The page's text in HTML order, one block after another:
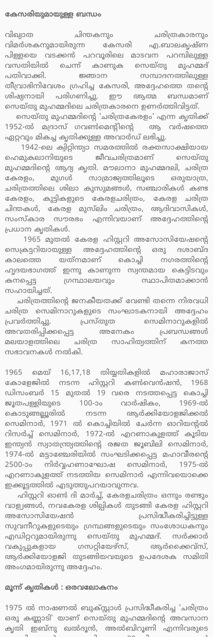
കേസരിയുമായുള്ള ബന്ധം
വിഖ്യാത ചിന്തകനും ചരിത്രകാരനും
വിമര്‍ശകനുമായിരുന്ന കേസരി എ.ബാലകൃഷ്ണ
പിള്ളയെ വടക്കന്‍ പറവൂരിലെ മാടവന പറമ്പിലുള്ള
വസതിയില്‍ ചെന്ന് കാണുക സെയ്തു മുഹമ്മദ്
പതിവാക്കി. ജ്ഞാന സമ്പാദനത്തിലുള്ള
തീവ്രാഭിനിവേശം ഗ്രഹിച്ച കേസരി, അദ്ദേഹത്തെ തന്റെ
ശിഷ്യനായി പരിഗണിച്ചു. ഈ ആത്മ ബന്ധമാണ്
സെയ്തു മുഹമ്മദിലെ ചരിത്രകാരനെ ഉണര്‍ത്തിവിട്ടത്.
സെയ്തു മുഹമ്മദിന്റെ 'ചരിത്രകേരളം' എന്ന കൃതിക്ക്
1952-ല്‍ മദ്രാസ് ഗവണ്‍മെന്റിന്റെ ആ വര്‍ഷത്തെ
ഏറ്റവും മികച്ച കൃതിക്കുള്ള അവാര്‍ഡ് ലഭിച്ചു.
1942-ലെ ക്വിറ്റിന്ത്യാ സമരത്തില്‍ രക്തസാക്ഷിയായ
ഹെമുകലാനിയുടെ ജീവചരിത്രമാണ് സെയ്തു
മുഹമ്മദിന്റെ ആദ്യ കൃതി. മൗലാനാ മുഹമ്മദലി, ചരിത്ര
കേരളം, മുഗള്‍ സാമ്രാജ്യത്തിലൂടെ ഒരുയാത്ര,
ചരിത്രത്തിലെ ശിലാ കുസുമങ്ങള്‍, സഞ്ചാരികള്‍ കണ്ട
കേരളം, കുട്ടികളുടെ കേരളചരിത്രം, കേരള ചരിത്ര
ചിന്തകള്‍, കേരള മുസ്‌ലിം ചരിത്രം, ആദിവാസികള്‍,
സംസ്‌കാര സൗരഭം എന്നിവയാണ് അദ്ദേഹത്തിന്റെ
പ്രധാന കൃതികള്‍.
1965 മുതല്‍ കേരള ഹിസ്റ്ററി അസോസിയേഷന്റെ
സെക്രട്ടറിയായുള്ള അദ്ദേഹത്തിന്റെ ഒരു ദശാബ്ദ
കാലത്തെ യത്‌നമാണ് കൊച്ചി നഗരത്തിന്റെ
ഹൃദയഭാഗത്ത് ഇന്നു കാണുന്ന സ്വന്തമായ കെട്ടിടവും
കനപ്പെട്ട ഗ്രന്ഥാലയവും സ്ഥാപിതമാക്കാന്‍
സഹായിച്ചത്.
ചരിത്രത്തിന്റെ ജനകീയതക്ക് വേണ്ടി തന്നെ നിരവധി
ചരിത്ര സെമിനാറുകളുടെ സംഘാടകനായി അദ്ദേഹം
പ്രവര്‍ത്തിച്ചു. പ്രസ്തുത സെമിനാറുകളില്‍
അവതരിപ്പിക്കപ്പെട്ട അനേകം പ്രബന്ധങ്ങള്‍
മലയാളത്തിലെ ചരിത്ര സാഹിത്യത്തിന് കനത്ത
സഭാവനകള്‍ നല്‍കി.
1965 മെയ് 16,17,18 തിയ്യതികളില്‍ മഹാരാജാസ്
കോളേജില്‍ നടന്ന ഹിസ്റ്ററി കണ്‍വെന്‍ഷന്‍, 1968
ഡിസംബര്‍ 15 മുതല്‍ 19 വരെ നടത്തപ്പെട്ട കൊച്ചി
ജൂതപള്ളിയുടെ 100-ാം വാര്‍ഷികം, 1969-ല്‍
കൊടുങ്ങല്ലൂരില്‍ നടന്ന ആര്‍ക്കിയോളജിക്കല്‍
സെമിനാര്‍, 1971 ല്‍ കൊച്ചിയില്‍ ചേര്‍ന്ന ഓറിയന്റല്‍
റിസര്‍ച്ച് സെമിനാര്‍, 1972-ല്‍ എറണാകുളത്ത് കൂടിയ
ഇന്ത്യന്‍ സ്വാതന്ത്ര്യത്തിന്റെ രജത ജൂബിലി സെമിനാര്‍,
1974-ല്‍ മട്ടാഞ്ചേരിയില്‍ സംഘടിക്കപ്പെട്ട മഹാവീരന്റെ
2500-ാം നിര്‍വ്വഹണാഘോഷ സെമിനാര്‍, 1975-ല്‍
എറണാകുളത്ത് നടത്തിയ സെമിനാര്‍ എന്നിവയൊക്കെ
ഇക്കൂട്ടത്തില്‍ എടുത്തുപറയാവുന്നവ.
ഹിസ്റ്ററി ഓണ്‍ ദി മാര്‍ച്ച്, കേരളചരിത്രം ഒന്നും രണ്ടും
വാള്യങ്ങള്‍, നവകേരള ശില്പികള്‍ തുടങ്ങി കേരള ഹിസ്റ്ററി
അസോസിയേഷന്‍ പ്രസിദ്ധീകരിച്ചിട്ടുള്ള
സുവനീറുകളുടെയും ഗ്രന്ഥങ്ങളുടെയും സംശോധകനും
എഡിറ്ററുമായിരുന്നു സെയ്തു മുഹമ്മദ്. സര്‍ക്കാര്‍
വകുപ്പുകളായ ഗസറ്റിയേഴ്‌സ്, ആര്‍ക്കൈവ്‌സ്,
ആര്‍ക്കിയോളജി തുടങ്ങിയവയുടെ ഉപദേശക സമിതി
അംഗമായിരുന്നു അദ്ദേഹം.
മൂന്ന് കൃതികള്‍ : ഒരവലോകനം
1975 ല്‍ നാഷണല്‍ ബുക്സ്റ്റാള്‍ പ്രസിദ്ധീകരിച്ച 'ചരിത്രം
ഒരു കണ്ണാടി' യാണ് സെയ്തു മുഹമ്മദിന്റെ അവസാന
കൃതി ഇബ്‌നു ഖല്‍ദൂന്‍, അല്‍ബിറൂണി എന്നിവരുടെ